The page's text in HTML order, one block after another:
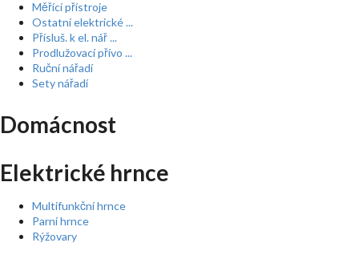
Měřící přístroje
Ostatní elektrické ...
Přísluš. k el. nář ...
Prodlužovací přívo ...
Ruční nářadí
Sety nářadí
Domácnost
Elektrické hrnce
Multifunkční hrnce
Parní hrnce
Rýžovary